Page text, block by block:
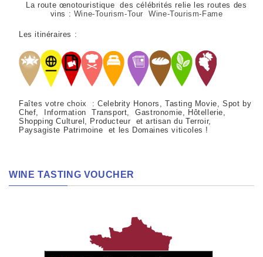
La route œnotouristique des célébrités relie les routes des
vins : Wine-Tourism-Tour Wine-Tourism-Fame
Les itinéraires :
Faîtes votre choix : Celebrity Honors, Tasting Movie, Spot by
Chef, Information Transport, Gastronomie, Hôtellerie,
Shopping Culturel, Producteur et artisan du Terroir,
Paysagiste Patrimoine et les Domaines viticoles !
WINE TASTING VOUCHER